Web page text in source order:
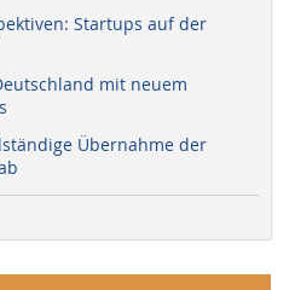
Startups auf der
mit neuem
Übernahme der